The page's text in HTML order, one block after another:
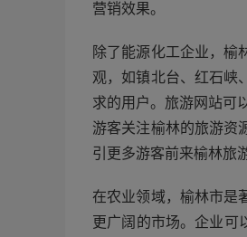
营销效果。
除了能源化工企业，榆
观，如镇北台、红石峡
求的用户。旅游网站可
游客关注榆林的旅游资
引更多游客前来榆林旅
在农业领域，榆林市是
更广阔的市场。企业可